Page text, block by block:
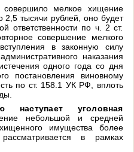
мелкое хищение
2,5 тысячи рублей, оно будет
ответственности по ч. 2 ст.
совершение мелкого
в законную силу
наказания
одного года со дня
постановления виновному
по ст. 158.1 УК РФ, вплоть
уголовная
небольшой и средней
имущества более
в рамках